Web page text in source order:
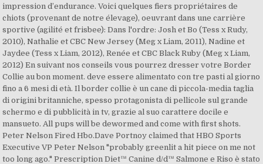
impression d’endurance. Voici quelques fiers propriétaires de
chiots (provenant de notre élevage), oeuvrant dans une carrière
sportive (agilité et frisbee): Dans l'ordre: Josh et Bo (Tess x Rudy,
2010), Nathalie et CBC New Jersey (Meg x Liam, 2011), Nadine et
Jaydee (Tess x Liam, 2012), Renée et CBC Black Ruby (Meg x Liam,
2012) En suivant nos conseils vous pourrez dresser votre Border
Collie au bon moment. deve essere alimentato con tre pasti al giorno
fino a 6 mesi di età. Il border collie è un cane di piccola-media taglia
di origini britanniche, spesso protagonista di pellicole sul grande
schermo e di pubblicità in tv, grazie al suo carattere docile e
mansueto. All pups will be dewormed and come with first shots.
Peter Nelson Fired Hbo.Dave Portnoy claimed that HBO Sports
Executive VP Peter Nelson "probably greenlit a hit piece on me not
too long ago."Prescription Diet™ Canine d/d™ Salmone e Riso è stato